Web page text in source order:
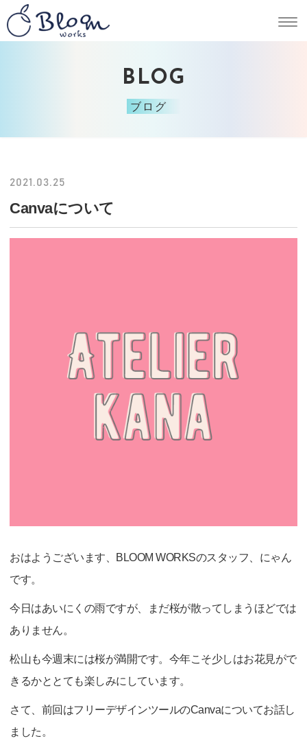
BLOG
ブログ
2021.03.25
Canvaについて
おはようございます、BLOOM WORKSのスタッフ、にゃん
です。
今日はあいにくの雨ですが、まだ桜が散ってしまうほどでは
ありません。
松山も今週末には桜が満開です。今年こそ少しはお花見がで
きるかととても楽しみにしています。
さて、前回はフリーデザインツールのCanvaについてお話し
ました。